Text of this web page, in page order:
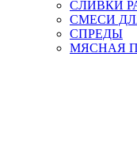
СЛИВКИ
СМЕСИ
СПРЕДЫ
МЯСНАЯ